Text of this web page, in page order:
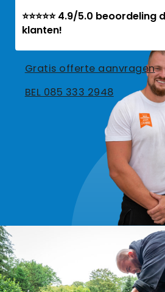
⭐⭐⭐⭐⭐ 4.9/5.0
klanten!
Gratis offerte aanvragen
BEL 085 333 2948